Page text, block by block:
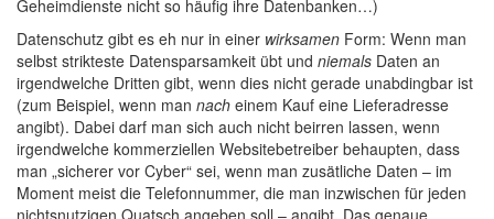
Geheimdienste nicht so häufig ihre Datenbanken…)
Datenschutz gibt es eh nur in einer wirksamen Form: Wenn man
selbst strikteste Datensparsamkeit übt und niemals Daten an
irgendwelche Dritten gibt, wenn dies nicht gerade unabdingbar ist
(zum Beispiel, wenn man nach einem Kauf eine Lieferadresse
angibt). Dabei darf man sich auch nicht beirren lassen, wenn
irgendwelche kommerziellen Websitebetreiber behaupten, dass
man „sicherer vor Cyber“ sei, wenn man zusätliche Daten – im
Moment meist die Telefonnummer, die man inzwischen für jeden
nichtsnutzigen Quatsch angeben soll – angibt. Das genaue